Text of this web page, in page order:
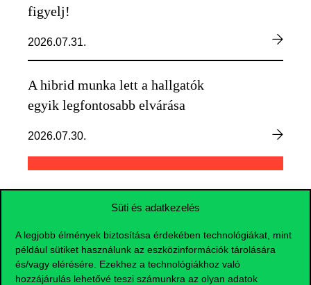
Süti és adatkezelés
A legjobb élmények biztosítása érdekében technológiákat, mint
például sütiket használunk az eszközinformációk tárolására
és/vagy elérésére. Ezekhez a technológiákhoz való
hozzájárulás lehetővé teszi számunkra az olyan adatok
figyelj!
2026.07.31.
A hibrid munka lett a hallgatók
egyik legfontosabb elvárása
2026.07.30.